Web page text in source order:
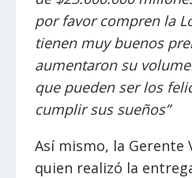
por favor compren la
tienen muy buenos
aumentaron su
que pueden ser los
cumplir sus sueños”
Así mismo, la Gerente
quien realizó la